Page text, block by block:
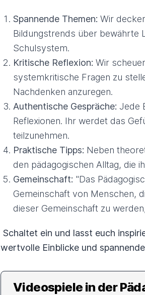
Spannende Themen: Wir
Bildungstrends über bewährte
Schulsystem.
Kritische Reflexion: Wir
systemkritische Fragen zu
Nachdenken anzuregen.
Authentische Gespräche: Jede
Reflexionen. Ihr werdet das
teilzunehmen.
Praktische Tipps: Neben
den pädagogischen Alltag, die
Gemeinschaft: "Das
Gemeinschaft von Menschen,
dieser Gemeinschaft zu
Schaltet ein und lasst euch
wertvolle Einblicke und
Videospiele in der